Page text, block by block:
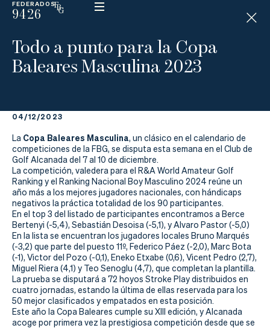
FEDERADOS
9426
ESP
N
D
I
C
La
Federación
Federarse
Jugar
Aprender
Actualidad
Tienda
Todo a punto para la Copa
Baleares Masculina 2023
04/12/2023
La Copa Baleares Masculina, un clásico en el calendario de
competiciones de la FBG, se disputa esta semana en el Club de
Golf Alcanada del 7 al 10 de diciembre.
La competición, valedera para el R&A World Amateur Golf
Ranking y el Ranking Nacional Boy Masculino 2024 reúne un
año más a los mejores jugadores nacionales, con hándicaps
negativos la práctica totalidad de los 90 participantes.
En el top 3 del listado de participantes encontramos a Berce
Bertenyi (-5,4), Sebastián Desoisa (-5,1), y Alvaro Pastor (-5,0)
En la lista se encuentran los jugadores locales Bruno Marqués
(-3,2) que parte del puesto 11º, Federico Páez (-2,0), Marc Bota
(-1), Victor del Pozo (-0,1), Eneko Etxabe (0,6), Vicent Pedro (2,7),
Miguel Riera (4,1) y Teo Senoglu (4,7), que completan la plantilla.
La prueba se disputará a 72 hoyos Stroke Play distribuidos en
cuatro jornadas, estando la última de ellas reservada para los
50 mejor clasificados y empatados en esta posición.
Este año la Copa Baleares cumple su XIII edición, y Alcanada
acoge por primera vez la prestigiosa competición desde que se